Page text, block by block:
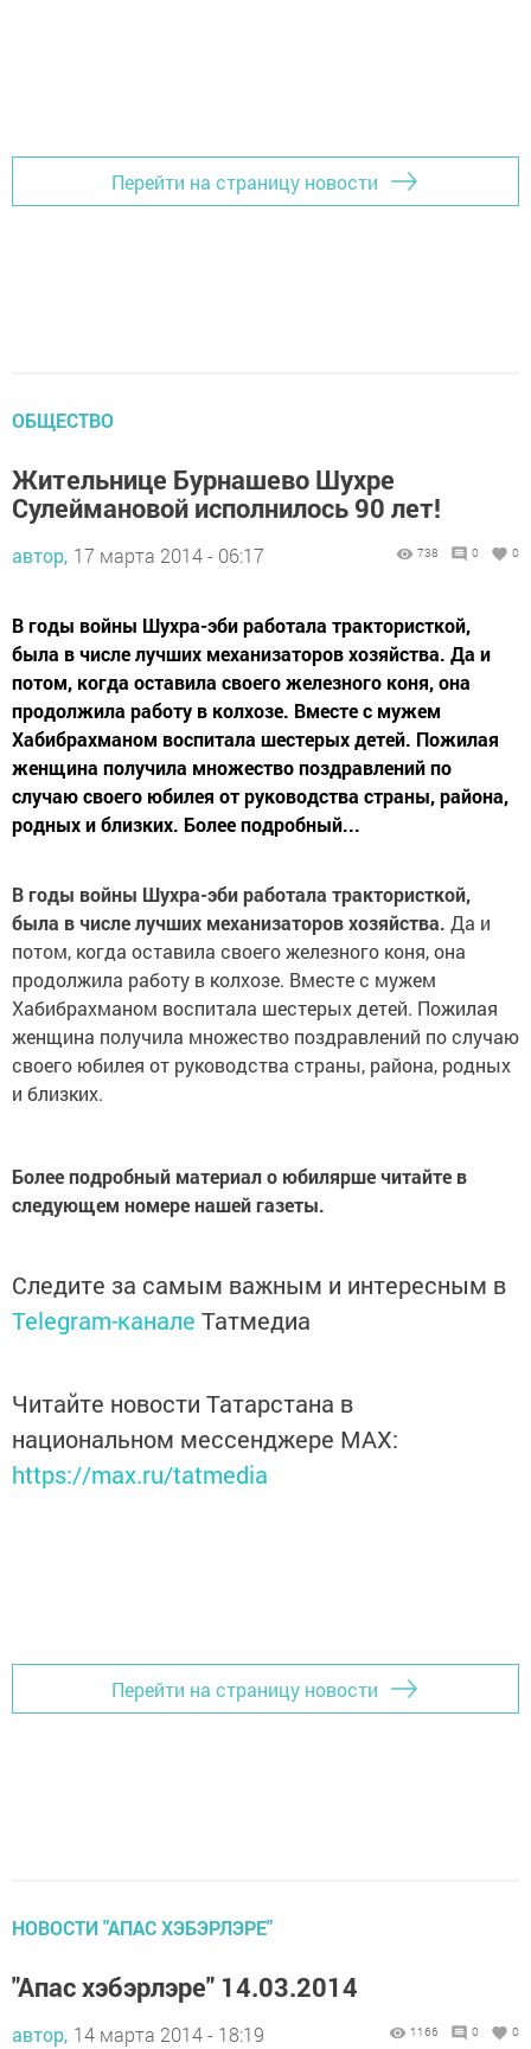
Перейти на страницу новости
ОБЩЕСТВО
Жительнице Бурнашево Шухре
Сулеймановой исполнилось 90 лет!
автор, 17 марта 2014 - 06:17 738 0 0
В годы войны Шухра-эби работала трактористкой,
была в числе лучших механизаторов хозяйства. Да и
потом, когда оставила своего железного коня, она
продолжила работу в колхозе. Вместе с мужем
Хабибрахманом воспитала шестерых детей. Пожилая
женщина получила множество поздравлений по
случаю своего юбилея от руководства страны, района,
родных и близких. Более подробный...
В годы войны Шухра-эби работала трактористкой,
была в числе лучших механизаторов хозяйства. Да и
потом, когда оставила своего железного коня, она
продолжила работу в колхозе. Вместе с мужем
Хабибрахманом воспитала шестерых детей. Пожилая
женщина получила множество поздравлений по случаю
своего юбилея от руководства страны, района, родных
и близких.
Более подробный материал о юбилярше читайте в
следующем номере нашей газеты.
Следите за самым важным и интересным в
Telegram-канале Татмедиа
Читайте новости Татарстана в
национальном мессенджере MАХ:
https://max.ru/tatmedia
Перейти на страницу новости
НОВОСТИ "АПАС ХЭБЭРЛЭРЕ"
"Апас хэбэрлэре" 14.03.2014
автор, 14 марта 2014 - 18:19 1166 0 0